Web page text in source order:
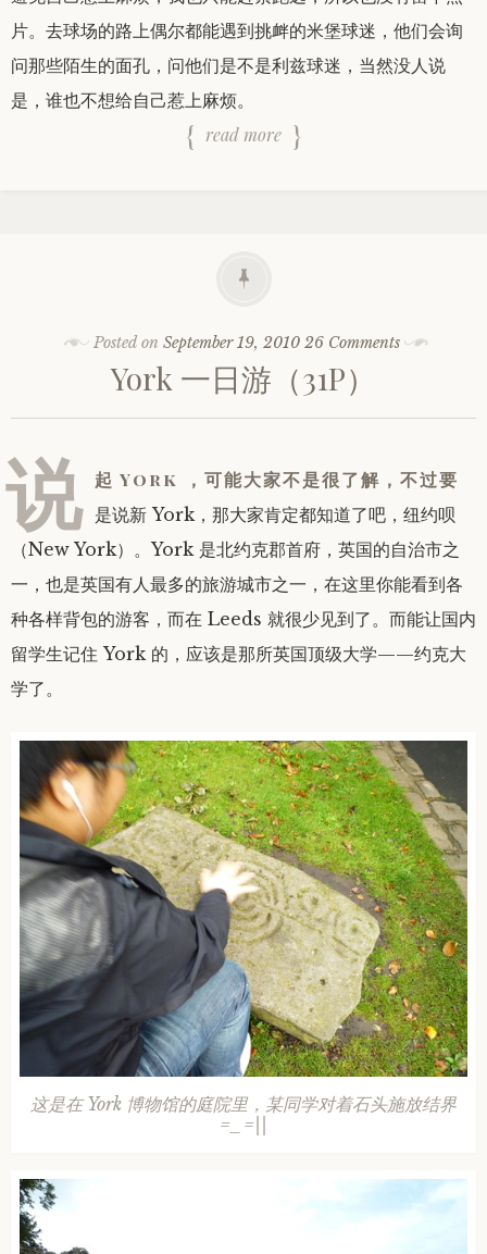
片。去球场的路上偶尔都能遇到挑衅的米堡球迷，他们会询
问那些陌生的面孔，问他们是不是利兹球迷，当然没人说
是，谁也不想给自己惹上麻烦。
read more
Posted onSeptember 19, 2010 26 Comments
York 一日游（31P）
说 起 York ，可能大家不是很了解，不过要
是说新 York，那大家肯定都知道了吧，纽约呗
（New York）。York 是北约克郡首府，英国的自治市之
一，也是英国有人最多的旅游城市之一，在这里你能看到各
种各样背包的游客，而在 Leeds 就很少见到了。而能让国内
留学生记住 York 的，应该是那所英国顶级大学——约克大
学了。
这是在 York 博物馆的庭院里，某同学对着石头施放结界
=_=||